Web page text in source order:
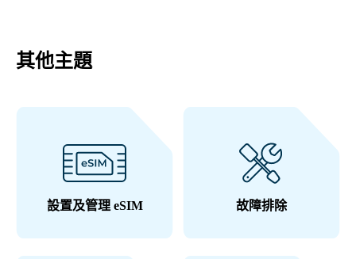
其他主題
設置及管理 eSIM 故障排除